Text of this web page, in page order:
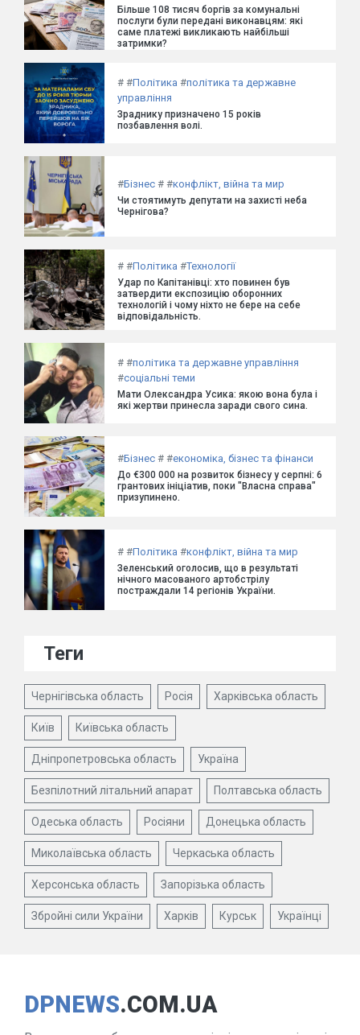
Більше 108 тисяч боргів за комунальні
послуги були передані виконавцям: які
саме платежі викликають найбільші
затримки?
# #Політика #політика та державне
управління
Зраднику призначено 15 років
позбавлення волі.
#Бізнес # #конфлікт, війна та мир
Чи стоятимуть депутати на захисті неба
Чернігова?
# #Політика #Технології
Удар по Капітанівці: хто повинен був
затвердити експозицію оборонних
технологій і чому ніхто не бере на себе
відповідальність.
# #політика та державне управління
#соціальні теми
Мати Олександра Усика: якою вона була і
які жертви принесла заради свого сина.
#Бізнес # #економіка, бізнес та фінанси
До €300 000 на розвиток бізнесу у серпні: 6
грантових ініціатив, поки "Власна справа"
призупинено.
# #Політика #конфлікт, війна та мир
Зеленський оголосив, що в результаті
нічного масованого артобстрілу
постраждали 14 регіонів України.
Теги
Чернігівська область Росія Харківська область
Київ Київська область
Дніпропетровська область Україна
Безпілотний літальний апарат Полтавська область
Одеська область Росіяни Донецька область
Миколаївська область Черкаська область
Херсонська область Запорізька область
Збройні сили України Харків Курськ Українці
DPNEWS.COM.UA